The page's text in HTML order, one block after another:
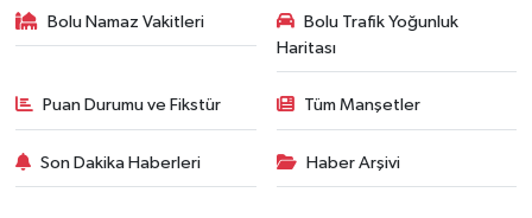
Bolu Namaz Vakitleri
Bolu Trafik Yoğunluk
Haritası
Puan Durumu ve Fikstür Tüm Manşetler
Son Dakika Haberleri Haber Arşivi